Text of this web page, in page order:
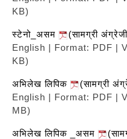
KB)
स्टेनो_असम (सामग्री
English | Format: PDF |
KB)
अभिलेख लिपिक (सामग्री
English | Format: PDF |
MB)
अभिलेख लिपिक _असम